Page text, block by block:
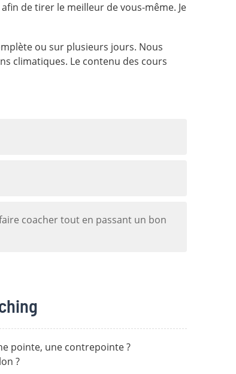
de tirer le meilleur de vous-même. Je
ou sur plusieurs jours. Nous
climatiques. Le contenu des cours
coacher tout en passant un bon
pointe, une contrepointe ?
?